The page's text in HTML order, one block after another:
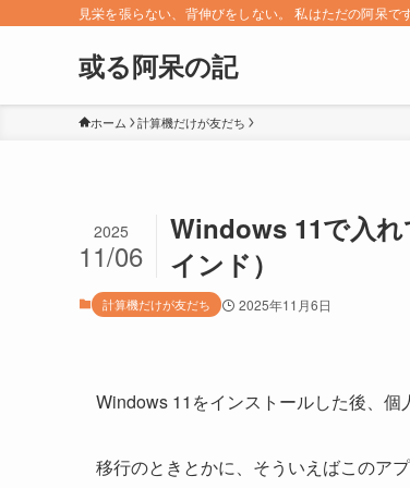
見栄を張らない、背伸びをしない。 私はただの阿呆
或る阿呆の記
ホーム 計算機だけが友だち
Windows 11で入
インド）
2025
11/06
計算機だけが友だち 2025年11月6日
Windows 11をインストールした後、個
移行のときとかに、そういえばこのア